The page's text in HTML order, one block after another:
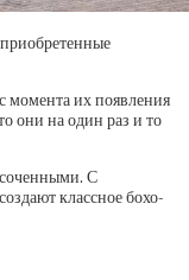
момента их появления
они на один раз и то
С
классное бохо-